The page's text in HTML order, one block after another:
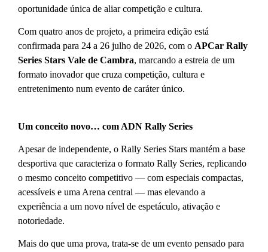
oportunidade única de aliar competição e cultura.
Com quatro anos de projeto, a primeira edição está
confirmada para 24 a 26 julho de 2026, com o APCar Rally
Series Stars Vale de Cambra, marcando a estreia de um
formato inovador que cruza competição, cultura e
entretenimento num evento de caráter único.
Um conceito novo… com ADN Rally Series
Apesar de independente, o Rally Series Stars mantém a base
desportiva que caracteriza o formato Rally Series, replicando
o mesmo conceito competitivo — com especiais compactas,
acessíveis e uma Arena central — mas elevando a
experiência a um novo nível de espetáculo, ativação e
notoriedade.
Mais do que uma prova, trata-se de um evento pensado para